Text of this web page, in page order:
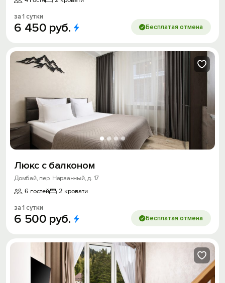
за 1 сутки
6 450 руб. Бесплатая отмена
Люкс с балконом
Домбай, пер. Нарзанный, д. 17
6 гостей
2 кровати
за 1 сутки
6 500 руб. Бесплатая отмена